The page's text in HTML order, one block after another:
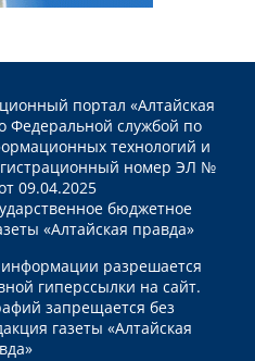
портал «Алтайская
Федеральной службой по
технологий и
номер ЭЛ №
09.04.2025
бюджетное
«Алтайская правда»
разрешается
гиперссылки на сайт.
запрещается без
газеты «Алтайская